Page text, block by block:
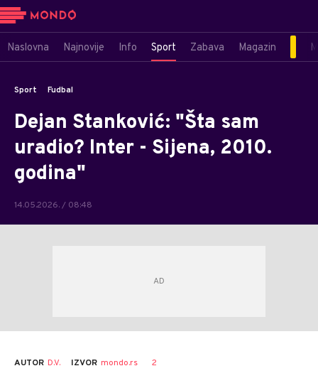
Naslovna Najnovije Info Sport Zabava Magazin
Sport Fudbal
Dejan Stanković: "Šta sam
uradio? Inter - Sijena, 2010.
godina"
14.05.2026. / 08:48
AUTOR D.V. IZVOR mondo.rs 2